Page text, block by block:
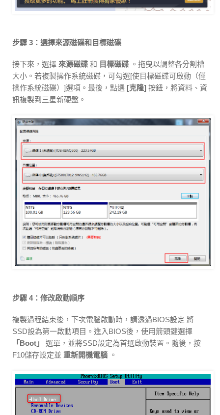
步驟 3：選擇來源磁碟和目標磁碟
接下來，選擇 來源磁碟 和 目標磁碟 。拖曳以調整各分割槽
大小。若複製操作系統磁碟，可勾選[使目標磁碟可啟動（僅
操作系統磁碟）]選項。最後，點選 [克隆] 按鈕，將資料、資
訊複製到三星新硬盤。
步驟 4：修改啟動順序
複製過程結束後，下次電腦啟動時，請透過BIOS設定 將
SSD設為第一啟動項目。進入BIOS後，使用箭頭鍵選擇
「Boot」
選單，並將SSD設定為首選啟動裝置。隨後，按
F10儲存設定並 重新開機電腦 。